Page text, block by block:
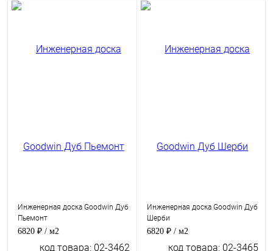
Инженерная доска Goodwin Дуб
Пьемонт
6820 ₽ / м2
код товара: 02-3462
Инженерная доска Goodwin Дуб
Шерби
6820 ₽ / м2
код товара: 02-3465